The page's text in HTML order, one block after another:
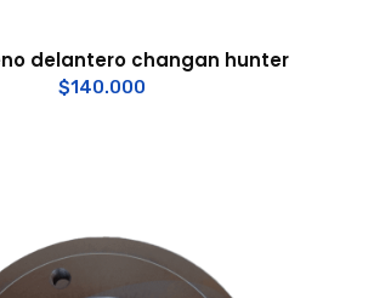
delantero changan hunter
$140.000